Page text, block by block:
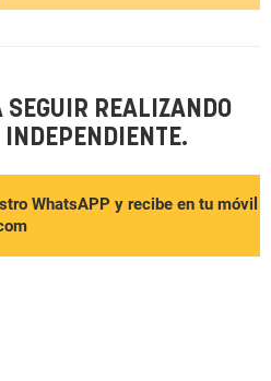
SEGUIR REALIZANDO
INDEPENDIENTE.
WhatsAPP y recibe en tu móvil